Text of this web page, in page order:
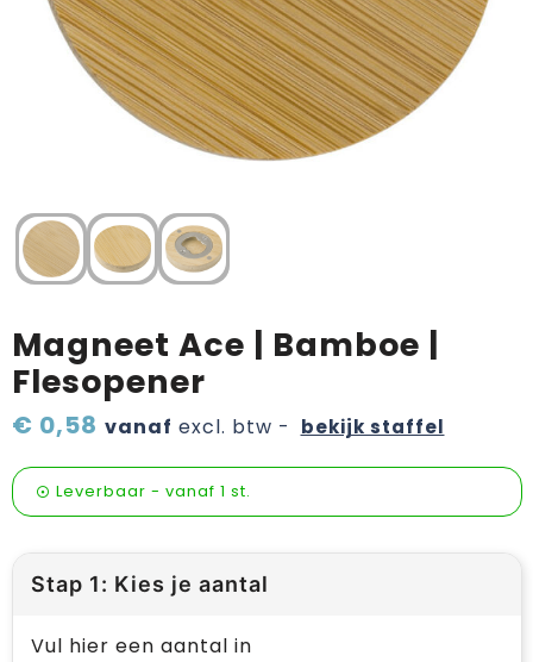
Verzorging & welness
Onderweg
Pasen
Sinterklaas artikelen
Wijn, bier en proeverij
Zomerpakketten
Magneet Ace | Bamboe |
Flesopener
€ 0,58 vanaf excl. btw - bekijk staffel
Leverbaar - vanaf 1 st.
Stap 1: Kies je aantal
Vul hier een aantal in